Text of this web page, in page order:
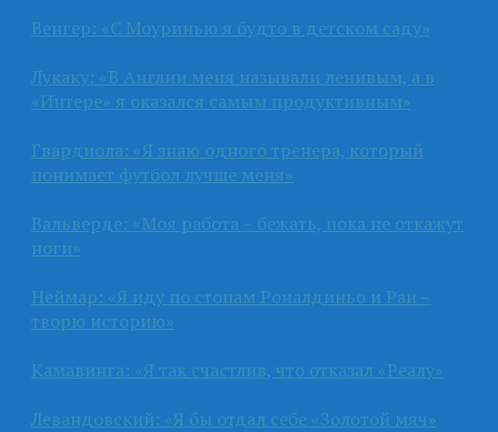
Венгер: «С Моуринью я будто в детском саду»
Лукаку: «В Англии меня называли ленивым, а в
«Интере» я оказался самым продуктивным»
Гвардиола: «Я знаю одного тренера, который
понимает футбол лучше меня»
Вальверде: «Моя работа – бежать, пока не откажут
ноги»
Неймар: «Я иду по стопам Роналдиньо и Раи –
творю историю»
Камавинга: «Я так счастлив, что отказал «Реалу»
Левандовский: «Я бы отдал себе «Золотой мяч»